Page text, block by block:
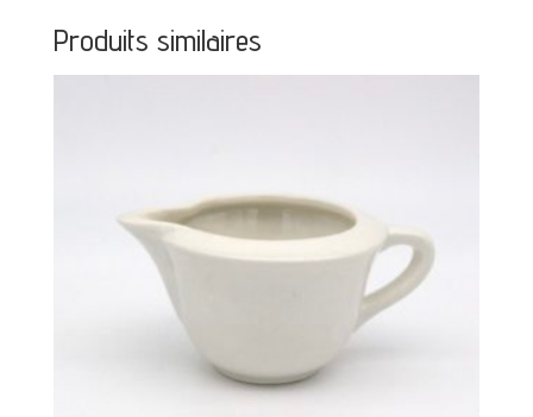
Produits similaires